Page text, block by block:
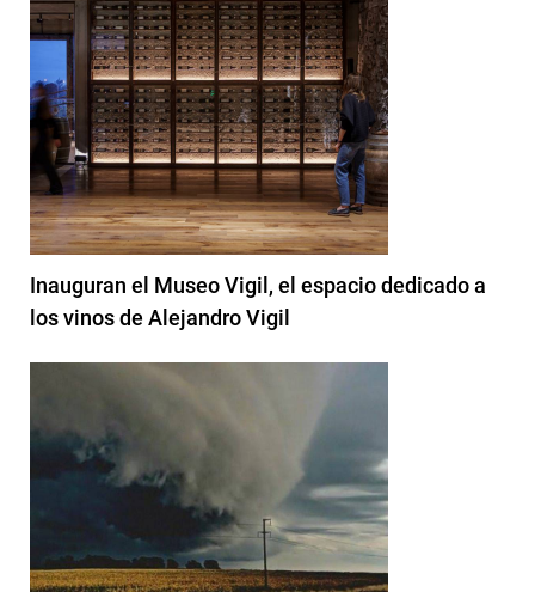
Inauguran el Museo Vigil, el espacio dedicado a
los vinos de Alejandro Vigil